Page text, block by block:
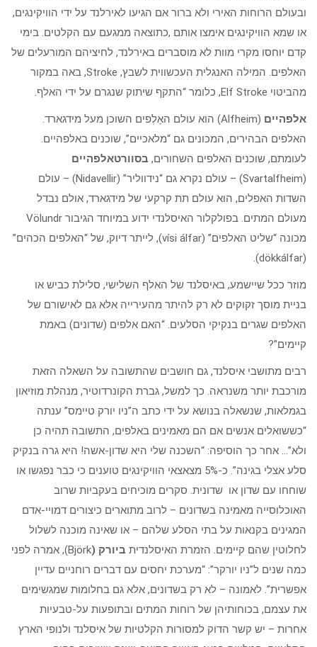
ובעולם הרוחות האירי ולא ברור אם הגיעו לאירלנד על ידי הוויקינגים,
או שמא הוויקינגים אימצו אותם ,כתוצאה ממגעם עם הקלטים. בימי
קדם יוחסו מקרי מוות לא מוסברים באירלנד, לחיציהם המורעלים של
האלפים. המילה האנגלית העכשווית לשבץ, Stroke, באה במקור
מהביטוי Elf Stroke, כלומר “התקף שיתוק שנגרם על ידי האלף.
אלפהיים
(Alfheim) הוא עולם האָלְפים השוכן מעל מידגארד.
האלפים הבהירים, המכונים גם “מלאכיים”, שוכנים באלפהיים.
לעומתם, שוכנים האלפים השחורים, בסוורטאלפהיים
(Svartalfheim) – עולם נקרא גם “נידווליר” (Nidavellir) – עולם
השדות האפלים, הוא עולם תת קרקעי של מידגארד, אולם נבדל
מעולם המתים. בפולקלור האיסלנדי ידוע במיוחד הגיבור Völundr
מכונה “שליט האלפים” (vísi álfar), לייתר דיוק, של “האלפים הכהים”
(dökkálfar).
מוזר ככל שיישמע, באיסלנד של האלף השלישי, סלילת כביש או
בניית מוסך זקוקים לא רק להיתר מהעירייה אלא גם לאישורם של
האלפים שגרים בנקיקי הסלעים. “האם אלפים (שדונים) באמת
קיימים”?
רבים מתושבי איסלנד, גם חושבים שהתשובה על השאלה הזאת
מורכבת יותר משנראה. כך למשל, גברת הקונרדוטיר, מנהלת מוזיאון
בגמלאות, שנשאלה בנושא על ידי כתב ה”ניו יורק טיימס” ענתה
“כששואלים אנשים אם הם מאמינים באלפים, התשובה תהיה כן
ולא”… אחר כך הוסיפה: “השכנה שלי היא שדון-אשה! היא גרה בנקיק
סלע אצלי בגינה”. כ-5% מצאצאי הוויקינגים טוענים כי כבר נפגשו או
שוחחו עם שדון או שדונית. סקרים מוכיחים בעקביות שרוב
האוכלוסייה מאמינה בשדונים – לרוב מתוארים כיצורים דמויי-אדם
המגינים בקנאות על בתי הסלע שלהם – או שאינה מוכנה לשלול
לחלוטין שהם קיימים. הזמרת האיסלנדית ביורק (
Björk), אמרה לפני
כמה שנים ל”ניו יורקר”: “מערכת יחסים עם דברים רוחניים עדיין
אפשרית”. לאמונה – לא רק בשדונים, אלא גם בחלומות שמגשימים
את עצמם, בכוחותיהן של רוחות המתים ובתופעות על-טבעיות
אחרות – יש קשר הדוק למסורות הקלטיות של איסלנד ולנופי הארץ